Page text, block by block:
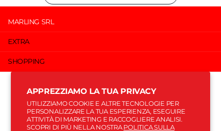
APPREZZIAMO LA TUA PRIVACY
UTILIZZIAMO COOKIE E ALTRE TECNOLOGIE PER
PERSONALIZZARE LA TUA ESPERIENZA, ESEGUIRE
ATTIVITÀ DI MARKETING E RACCOGLIERE ANALISI.
SCOPRI DI PIÙ NELLA NOSTRAPOLITICA SULLA
MARLING SRL
EXTRA
SHOPPING
2026MARIO SPATARELLA, POWERED BY SHOPIFY
IT (EUR €) MENÙ MENÙ